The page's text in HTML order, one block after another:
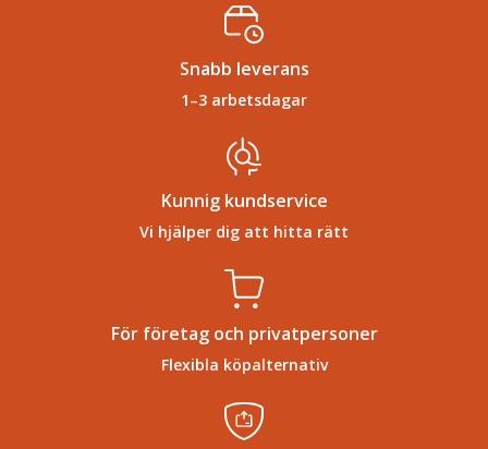
Snabb leverans
1–3 arbetsdagar
Kunnig kundservice
Vi hjälper dig att hitta rätt
För företag och privatpersoner
Flexibla köpalternativ